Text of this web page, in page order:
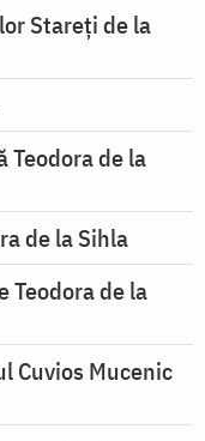
Stareți de la
Teodora de la
de la Sihla
Teodora de la
Cuvios Mucenic